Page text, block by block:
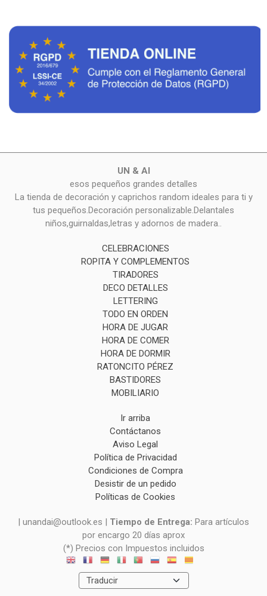
UN & AI
esos pequeños grandes detalles
La tienda de decoración y caprichos random ideales para ti y
tus pequeños.Decoración personalizable.Delantales
niños,guirnaldas,letras y adornos de madera..
CELEBRACIONES
ROPITA Y COMPLEMENTOS
TIRADORES
DECO DETALLES
LETTERING
TODO EN ORDEN
HORA DE JUGAR
HORA DE COMER
HORA DE DORMIR
RATONCITO PÉREZ
BASTIDORES
MOBILIARIO
Ir arriba
Contáctanos
Aviso Legal
Política de Privacidad
Condiciones de Compra
Desistir de un pedido
Políticas de Cookies
| unandai@outlook.es | Tiempo de Entrega: Para artículos
por encargo 20 días aprox
(*) Precios con Impuestos incluidos